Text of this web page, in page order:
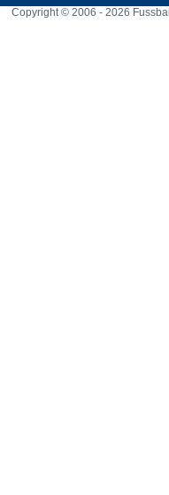
Copyright © 2006 - 2026